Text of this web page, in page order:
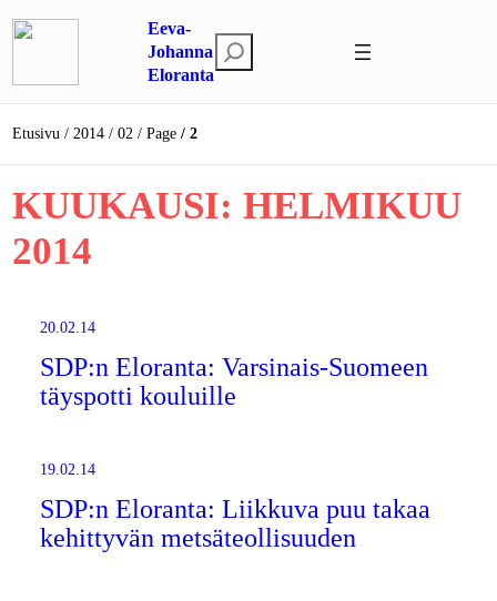
sisältöön
Eeva-
Johanna
Elorantat
s
Etusivu 2014 02 Page 2
KUUKAUSI: HELMIKUU
2014
20.02.14
SDP:n Eloranta: Varsinais-Suomeen
täyspotti kouluille
19.02.14
SDP:n Eloranta: Liikkuva puu takaa
kehittyvän metsäteollisuuden